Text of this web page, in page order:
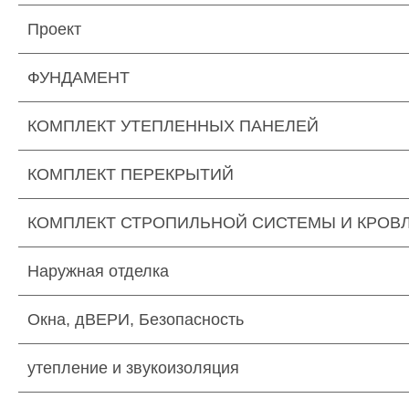
Проект
ФУНДАМЕНТ
КОМПЛЕКТ УТЕПЛЕННЫХ ПАНЕЛЕЙ
КОМПЛЕКТ ПЕРЕКРЫТИЙ
КОМПЛЕКТ СТРОПИЛЬНОЙ СИСТЕМЫ И
Наружная отделка
Окна, дВЕРИ, Безопасность
утепление и звукоизоляция